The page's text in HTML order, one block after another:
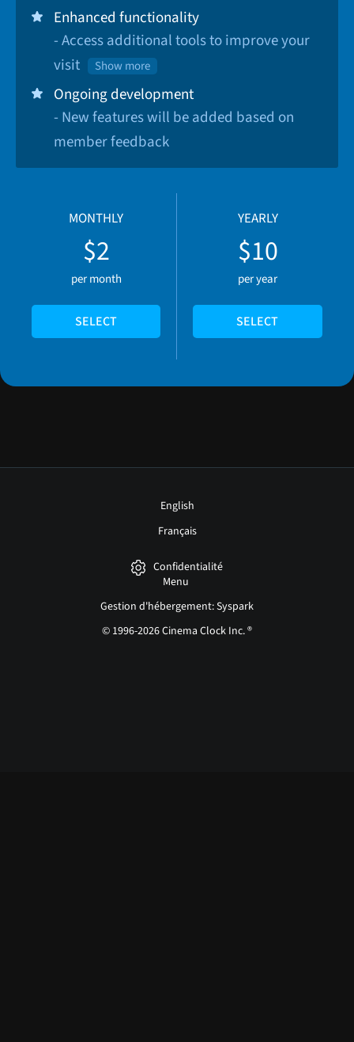
Enhanced functionality
- Access additional tools to improve your
visit
Show more
Ongoing development
- New features will be added based on
member feedback
MONTHLY
$2
per month
SELECT
YEARLY
$10
per year
SELECT
English
Français
Confidentialité
Menu
Gestion d'hébergement: Syspark
© 1996-2026 Cinema Clock Inc. ®